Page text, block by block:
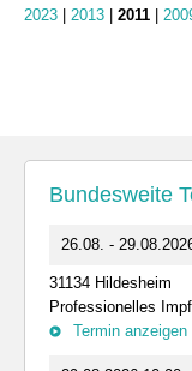
2023 2013 2011
Bundesweite
26.08. -
31134 Hildesheim
Professionelles
Termin anzeigen